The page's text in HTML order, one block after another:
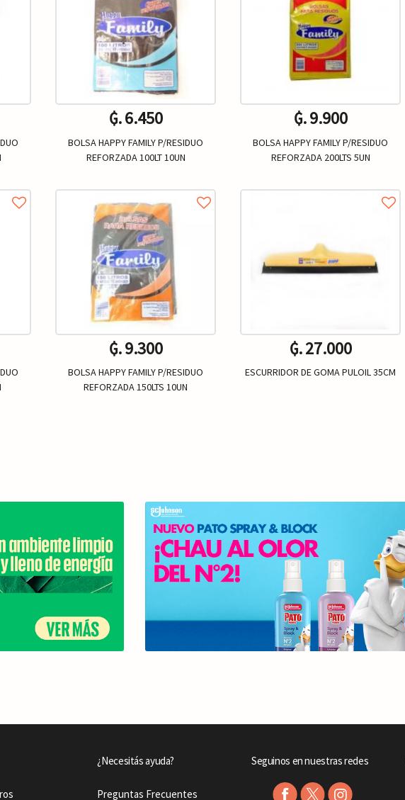
₲. 6.450
BOLSA HAPPY FAMILY P/RESIDUO
REFORZADA 100LT 10UN
₲. 9.300
BOLSA HAPPY FAMILY P/RESIDUO
REFORZADA 150LTS 10UN
₲. 9.900
BOLSA HAPPY FAMILY P/RESIDUO
REFORZADA 200LTS 5UN
₲. 27.000
ESCURRIDOR DE GOMA PULOIL 35CM
¿Necesitás ayuda?
Preguntas Frecuentes
Seguinos en nuestras redes